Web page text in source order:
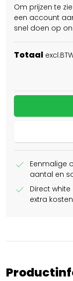
Om prijzen te
een account
snel doen op
Totaal
check
Eenmalige
aantal en
check
Direct
extra kosten